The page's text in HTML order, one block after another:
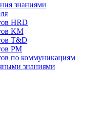
знаниями
HRD
KM
T&D
PM
по коммуникациям
знаниями